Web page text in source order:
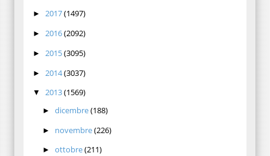
► 2017(1497)
► 2016(2092)
► 2015(3095)
► 2014(3037)
▼ 2013(1569)
► dicembre(188)
► novembre(226)
► ottobre(211)